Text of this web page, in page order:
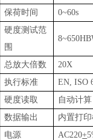
保荷时间
0~60s
硬度测试范
围
总放大倍数
20X
执行标准
EN, ISO
硬度读取
自动计算
数据输出
内置打印
电源
AC220+